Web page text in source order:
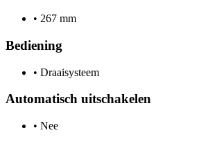
• 267 mm
Bediening
• Draaisysteem
Automatisch uitschakelen
• Nee